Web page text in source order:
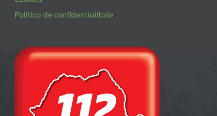
Politica de confidentialitate